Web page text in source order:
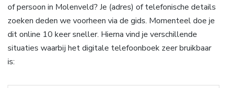
of persoon in Molenveld? Je (adres) of telefonische details
zoeken deden we voorheen via de gids. Momenteel doe je
dit online 10 keer sneller. Hierna vind je verschillende
situaties waarbij het digitale telefoonboek zeer bruikbaar
is: